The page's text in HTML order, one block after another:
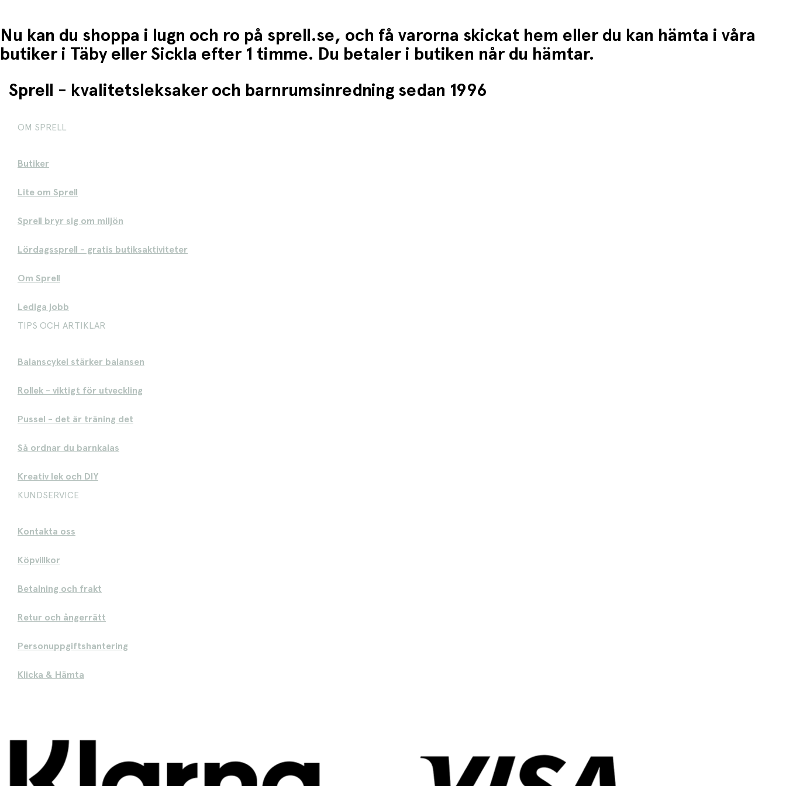
Nu kan du shoppa i lugn och ro på sprell.se, och få varorna skickat hem eller du kan hämta i våra
butiker i Täby eller Sickla efter 1 timme. Du betaler i butiken når du hämtar.
Sprell - kvalitetsleksaker och barnrumsinredning sedan 1996
OM SPRELL
Butiker
Lite om Sprell
Sprell bryr sig om miljön
Lördagssprell - gratis butiksaktiviteter
Om Sprell
Lediga jobb
TIPS OCH ARTIKLAR
Balanscykel stärker balansen
Rollek - viktigt för utveckling
Pussel - det är träning det
Så ordnar du barnkalas
Kreativ lek och DIY
KUNDSERVICE
Kontakta oss
Köpvillkor
Betalning och frakt
Retur och ångerrätt
Personuppgiftshantering
Klicka & Hämta